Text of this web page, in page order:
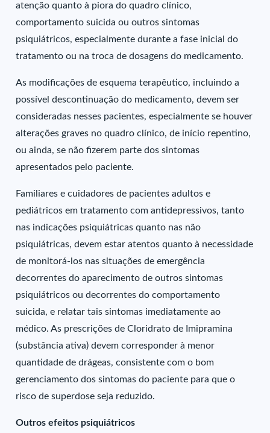
atenção quanto à piora do quadro clínico,
comportamento suicida ou outros sintomas
psiquiátricos, especialmente durante a fase inicial do
tratamento ou na troca de dosagens do medicamento.
As modificações de esquema terapêutico, incluindo a
possível descontinuação do medicamento, devem ser
consideradas nesses pacientes, especialmente se houver
alterações graves no quadro clínico, de início repentino,
ou ainda, se não fizerem parte dos sintomas
apresentados pelo paciente.
Familiares e cuidadores de pacientes adultos e
pediátricos em tratamento com antidepressivos, tanto
nas indicações psiquiátricas quanto nas não
psiquiátricas, devem estar atentos quanto à necessidade
de monitorá-los nas situações de emergência
decorrentes do aparecimento de outros sintomas
psiquiátricos ou decorrentes do comportamento
suicida, e relatar tais sintomas imediatamente ao
médico. As prescrições de Cloridrato de Imipramina
(substância ativa) devem corresponder à menor
quantidade de drágeas, consistente com o bom
gerenciamento dos sintomas do paciente para que o
risco de superdose seja reduzido.
Outros efeitos psiquiátricos